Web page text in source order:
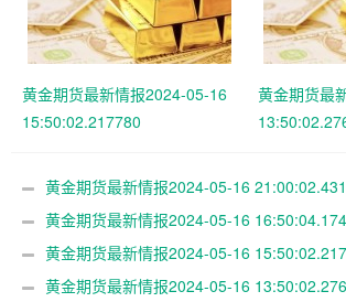
黄金期货最新情报2024-05-16
15:50:02.217780
黄金期货最
黄金期货最新情报2024-05-16
黄金期货最新情报2024-05-16
黄金期货最新情报2024-05-16
黄金期货最新情报2024-05-16